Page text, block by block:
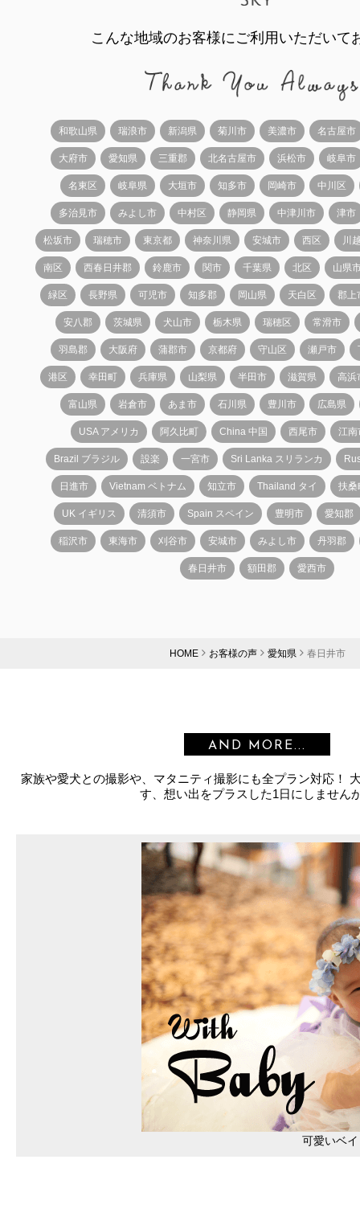
こんな地域のお客様にご利用いただいて
和歌山県 瑞浪市 新潟県 菊川市 美濃市 名古屋市
大府市 愛知県 三重郡 北名古屋市 浜松市 岐阜市
名東区 岐阜県 大垣市 知多市 岡崎市 中川区
多治見市 みよし市 中村区 静岡県 中津川市 津市
松坂市 瑞穂市 東京都 神奈川県 安城市 西区 川
南区 西春日井郡 鈴鹿市 関市 千葉県 北区 山県
緑区 長野県 可児市 知多郡 岡山県 天白区 郡上
安八郡 茨城県 犬山市 栃木県 瑞穂区 常滑市
羽島郡 大阪府 蒲郡市 京都府 守山区 瀬戸市
港区 幸田町 兵庫県 山梨県 半田市 滋賀県 高浜
富山県 岩倉市 あま市 石川県 豊川市 広島県
USA アメリカ 阿久比町 China 中国 西尾市 江南
Brazil ブラジル 設楽 一宮市 Sri Lanka スリランカ
日進市 Vietnam ベトナム 知立市 Thailand タイ 扶桑
UK イギリス 清須市 Spain スペイン 豊明市 愛知郡
稲沢市 東海市 刈谷市 安城市 みよし市 丹羽郡
春日井市 額田郡 愛西市
HOME お客様の声 愛知県 春日井市
AND MORE...
家族や愛犬との撮影や、マタニティ撮影にも全プラン対応！
す、想い出をプラスした1日にしません
可愛いベ